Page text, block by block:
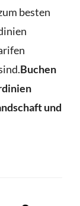
besten
Buchen
und